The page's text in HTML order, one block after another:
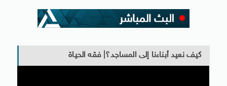
كيف نعيد أبناءنا إلى المساجد؟| فقه الحياة